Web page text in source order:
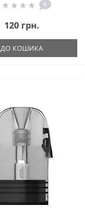
0
120 грн.
ДО КОШИКА